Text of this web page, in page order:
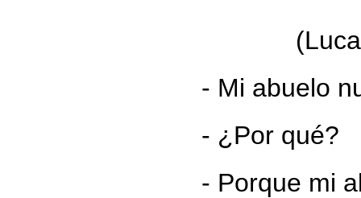
(Lucas -
- Mi abuelo
- ¿Por qué?
- Porque mi